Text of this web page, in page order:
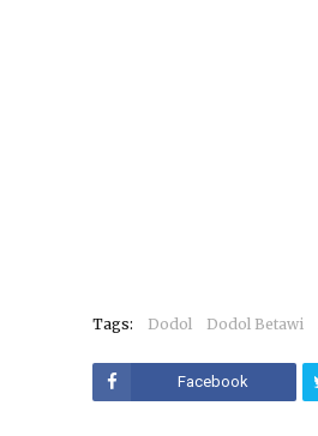
Tags: Dodol Dodol Betawi
Facebook